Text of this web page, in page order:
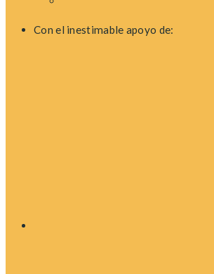
Con el inestimable apoyo de: